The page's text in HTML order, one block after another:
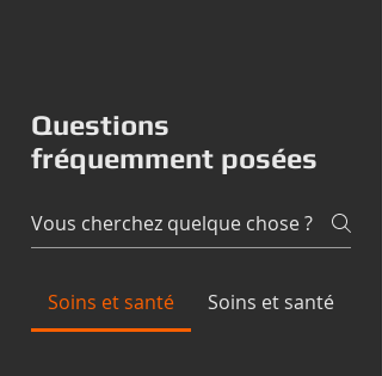
Questions
fréquemment posées
Soins et santé Soins et santé